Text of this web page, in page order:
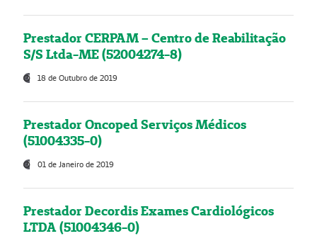
Prestador CERPAM – Centro de Reabilitação
S/S Ltda-ME (52004274-8)
18 de Outubro de 2019
Prestador Oncoped Serviços Médicos
(51004335-0)
01 de Janeiro de 2019
Prestador Decordis Exames Cardiológicos
LTDA (51004346-0)